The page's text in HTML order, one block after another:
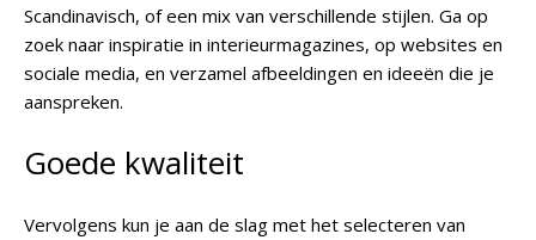
Scandinavisch, of een mix van verschillende stijlen. Ga op
zoek naar inspiratie in interieurmagazines, op websites en
sociale media, en verzamel afbeeldingen en ideeën die je
aanspreken.
Goede kwaliteit
Vervolgens kun je aan de slag met het selecteren van